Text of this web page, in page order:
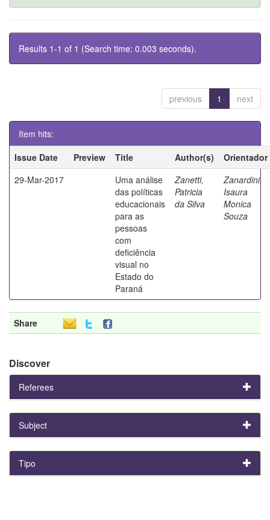
Results 1-1 of 1 (Search time: 0.003 seconds).
previous 1 next
Item hits:
Issue Date
Preview Title Author(s)
Orientador
29-Mar-2017
Uma análise
das políticas
educacionais
para as
pessoas
com
deficiência
visual no
Estado do
Paraná
Zanetti,
Patricia
da Silva
Zanardini,
Isaura
Monica
Souza
Share
Discover
Referees
Subject
Tipo